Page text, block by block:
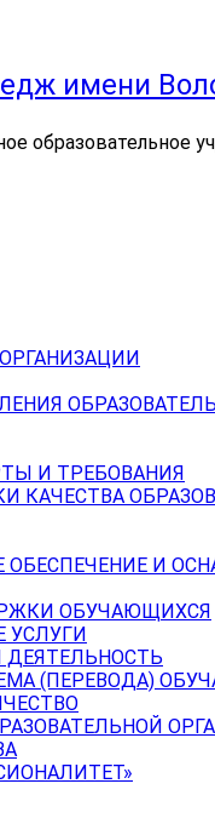
имени
образовательное
И ТРЕБОВАНИЯ
КАЧЕСТВА
И
ОБУЧАЮЩИХСЯ
УСЛУГИ
ДЕЯТЕЛЬНОСТЬ
(ПЕРЕВОДА)